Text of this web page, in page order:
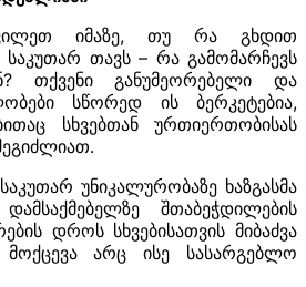
იმაზე, თუ რა გხდით
თავს – რა გამომარჩევს
თქვენი განუმეორებელი და
სწორედ ის ბერკეტებია,
სხვებთან ურთიერთობისას
საკუთარ უნიკალურობაზე ხაზგასმა
შთაბეჭდილების
დროს სხვებისათვის მიბაძვა
არც ისე სასარგებლო